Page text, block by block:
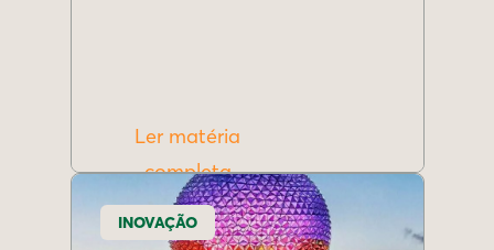
Ler matéria
completa
INOVAÇÃO